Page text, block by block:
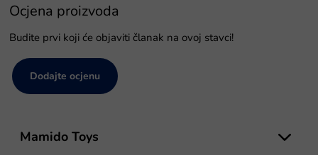
Ocjena proizvoda
Budite prvi koji će objaviti članak na ovoj stavci!
Dodajte ocjenu
Mamido Toys